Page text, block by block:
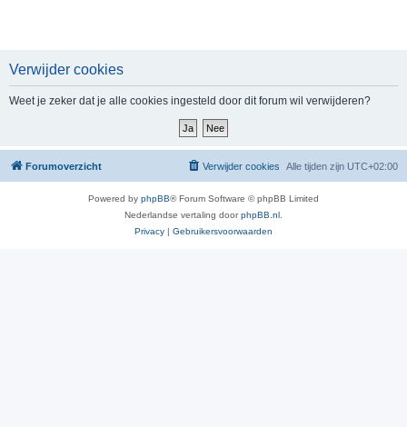
Verwijder cookies
Weet je zeker dat je alle cookies ingesteld door dit forum wil verwijderen?
Forumoverzicht Alle tijden zijn UTC+02:00
Verwijder cookies
Powered by phpBB® Forum Software © phpBB Limited
Nederlandse vertaling doorphpBB.nl
Privacy | Gebruikersvoorwaarden